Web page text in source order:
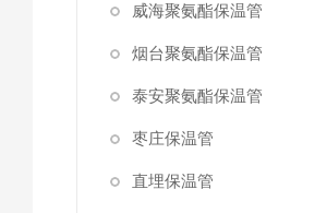
威海聚氨酯保温管
烟台聚氨酯保温管
泰安聚氨酯保温管
枣庄保温管
直埋保温管